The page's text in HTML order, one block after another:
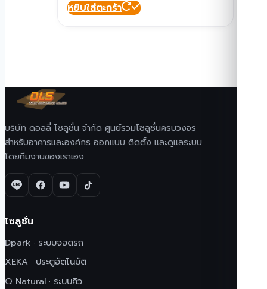
หยิบใส่ตะกร้า
บริษัท ดอลลี่ โซลูชั่น จำกัด ศูนย์รวมโซลูชั่นครบวงจร
สำหรับอาคารและองค์กร ออกแบบ ติดตั้ง และดูแลระบบ
โดยทีมงานของเราเอง
โซลูชั่น
Dpark · ระบบจอดรถ
XEKA · ประตูอัตโนมัติ
Q Natural · ระบบคิว